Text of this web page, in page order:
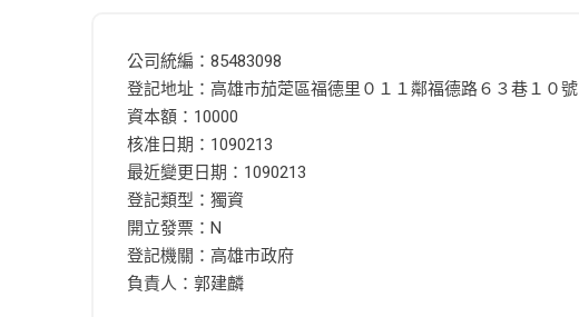
公司統編：85483098
登記地址：高雄市茄萣區福德里０１１鄰福德路６３巷１０號
資本額：10000
核准日期：1090213
最近變更日期：1090213
登記類型：獨資
開立發票：N
登記機關：高雄市政府
負責人：郭建麟